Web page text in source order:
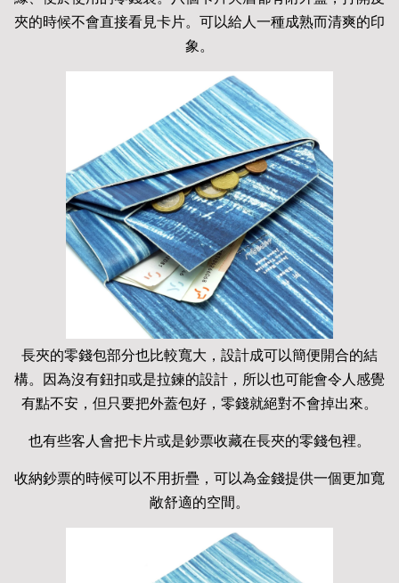
夾的時候不會直接看見卡片。可以給人一種成熟而清爽的印
象。
長夾的零錢包部分也比較寬大，設計成可以簡便開合的結
構。因為沒有鈕扣或是拉鍊的設計，所以也可能會令人感覺
有點不安，但只要把外蓋包好，零錢就絕對不會掉出來。
也有些客人會把卡片或是鈔票收藏在長夾的零錢包裡。
收納鈔票的時候可以不用折疊，可以為金錢提供一個更加寬
敞舒適的空間。